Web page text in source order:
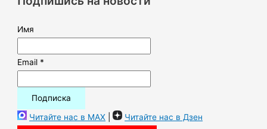
:
Имя
Email *
Читайте нас в MAX | Читайте нас в Дзен